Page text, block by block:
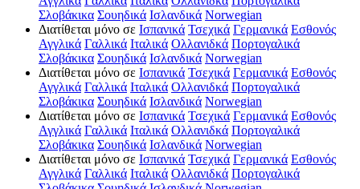
Σλοβάκικα Σουηδικά Ισλανδικά Norwegian
Διατίθεται μόνο σε Ισπανικά Τσεχικά Γερμανικά Εσθονός
Αγγλικά Γαλλικά Ιταλικά Ολλανιδκά Πορτογαλικά
Σλοβάκικα Σουηδικά Ισλανδικά Norwegian
Διατίθεται μόνο σε Ισπανικά Τσεχικά Γερμανικά Εσθονός
Αγγλικά Γαλλικά Ιταλικά Ολλανιδκά Πορτογαλικά
Σλοβάκικα Σουηδικά Ισλανδικά Norwegian
Διατίθεται μόνο σε Ισπανικά Τσεχικά Γερμανικά Εσθονός
Αγγλικά Γαλλικά Ιταλικά Ολλανιδκά Πορτογαλικά
Σλοβάκικα Σουηδικά Ισλανδικά Norwegian
Διατίθεται μόνο σε Ισπανικά Τσεχικά Γερμανικά Εσθονός
Αγγλικά Γαλλικά Ιταλικά Ολλανιδκά Πορτογαλικά